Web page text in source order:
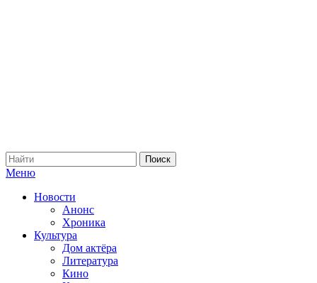
Меню
Новости
Анонс
Хроника
Культура
Дом актёра
Литература
Кино